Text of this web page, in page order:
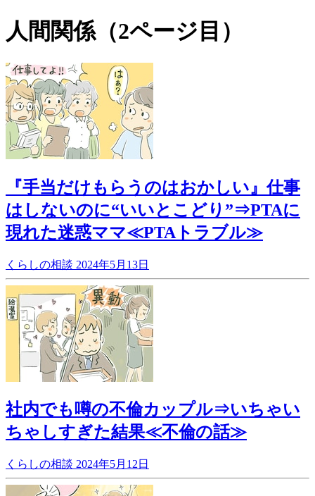
人間関係（2ページ目）
『手当だけもらうのはおかしい』仕事
はしないのに“いいとこどり”⇒PTAに
現れた迷惑ママ≪PTAトラブル≫
くらしの相談 2024年5月13日
社内でも噂の不倫カップル⇒いちゃい
ちゃしすぎた結果≪不倫の話≫
くらしの相談 2024年5月12日